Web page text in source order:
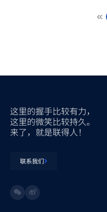
这里的握手比较有力，
这里的微笑比较持久。
来了，就是联得人！
联系我们